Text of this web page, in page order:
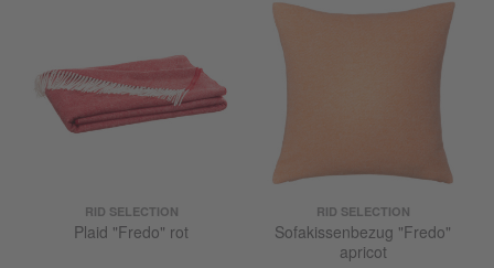
RID SELECTION
Plaid "Fredo" rot
RID SELECTION
Sofakissenbezug "Fredo"
apricot